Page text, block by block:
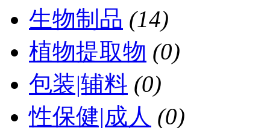
生物制品 (14)
植物提取物 (0)
包装|辅料 (0)
性保健|成人 (0)